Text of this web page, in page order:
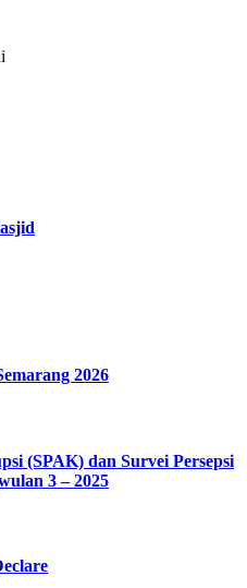
2026
(SPAK) dan Survei Persepsi
3 – 2025